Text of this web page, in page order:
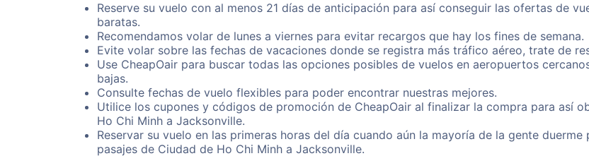
Reserve su vuelo con al menos 21 días de anticipación para así conseguir las ofertas de
baratas.
Recomendamos volar de lunes a viernes para evitar recargos que hay los fines de semana.
Evite volar sobre las fechas de vacaciones donde se registra más tráfico aéreo, trate de
Use CheapOair para buscar todas las opciones posibles de vuelos en aeropuertos
bajas.
Consulte fechas de vuelo flexibles para poder encontrar nuestras mejores.
Utilice los cupones y códigos de promoción de CheapOair al finalizar la compra para así
Ho Chi Minh a Jacksonville.
Reservar su vuelo en las primeras horas del día cuando aún la mayoría de la gente
pasajes de Ciudad de Ho Chi Minh a Jacksonville.